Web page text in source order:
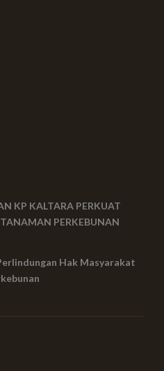
KP KALTARA PERKUAT
PERKEBUNAN
Hak Masyarakat